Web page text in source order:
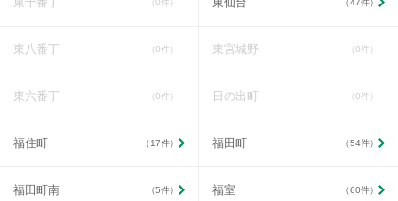
（0件） （47件）
東八番丁 （0件） 東宮城野 （0件）
東六番丁 （0件） 日の出町 （0件）
福住町 （17件） 福田町 （54件）
福田町南 （5件） 福室 （60件）